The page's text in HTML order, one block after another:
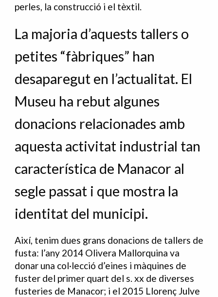
perles, la construcció i el tèxtil.
La majoria d’aquests tallers o
petites “fàbriques” han
desaparegut en l’actualitat. El
Museu ha rebut algunes
donacions relacionades amb
aquesta activitat industrial tan
característica de Manacor al
segle passat i que mostra la
identitat del municipi.
Així, tenim dues grans donacions de tallers de
fusta: l’any 2014 Olivera Mallorquina va
donar una col·lecció d’eines i màquines de
fuster del primer quart del s. xx de diverses
fusteries de Manacor; i el 2015 Llorenç Julve